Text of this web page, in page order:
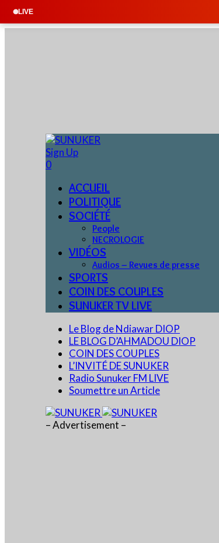
LIVE 🔴
Sign Up
0
ACCUEIL
POLITIQUE
SOCIÉTÉ
People
NECROLOGIE
VIDÉOS
Audios – Revues de presse
SPORTS
COIN DES COUPLES
SUNUKER TV LIVE
Le Blog de Ndiawar DIOP
LE BLOG D’AHMADOU DIOP
COIN DES COUPLES
L’INVITÉ DE SUNUKER
Radio Sunuker FM LIVE
Soumettre un Article
– Advertisement –